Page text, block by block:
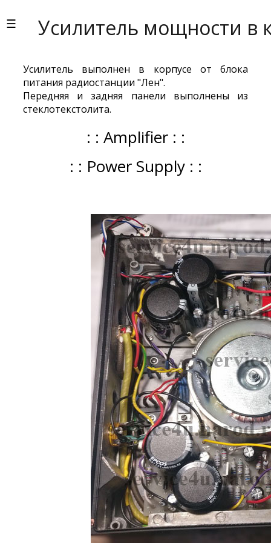
Усилитель мощности в
Усилитель выполнен в корпусе от блока
питания радиостанции "Лен".
Передняя и задняя панели выполнены из
стеклотекстолита.
: : Amplifier : :
: : Power Supply : :